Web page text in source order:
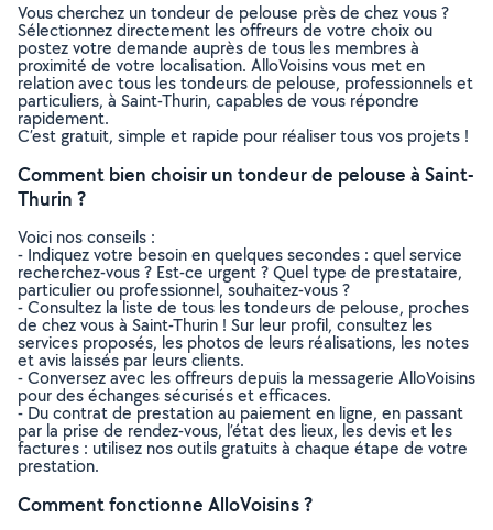
Vous cherchez un tondeur de pelouse près de chez vous ?
Sélectionnez directement les offreurs de votre choix ou
postez votre demande auprès de tous les membres à
proximité de votre localisation. AlloVoisins vous met en
relation avec tous les tondeurs de pelouse, professionnels et
particuliers, à Saint-Thurin, capables de vous répondre
rapidement.
C’est gratuit, simple et rapide pour réaliser tous vos projets !
Comment bien choisir un tondeur de pelouse à Saint-
Thurin ?
Voici nos conseils :
- Indiquez votre besoin en quelques secondes : quel service
recherchez-vous ? Est-ce urgent ? Quel type de prestataire,
particulier ou professionnel, souhaitez-vous ?
- Consultez la liste de tous les tondeurs de pelouse, proches
de chez vous à Saint-Thurin ! Sur leur profil, consultez les
services proposés, les photos de leurs réalisations, les notes
et avis laissés par leurs clients.
- Conversez avec les offreurs depuis la messagerie AlloVoisins
pour des échanges sécurisés et efficaces.
- Du contrat de prestation au paiement en ligne, en passant
par la prise de rendez-vous, l’état des lieux, les devis et les
factures : utilisez nos outils gratuits à chaque étape de votre
prestation.
Comment fonctionne AlloVoisins ?